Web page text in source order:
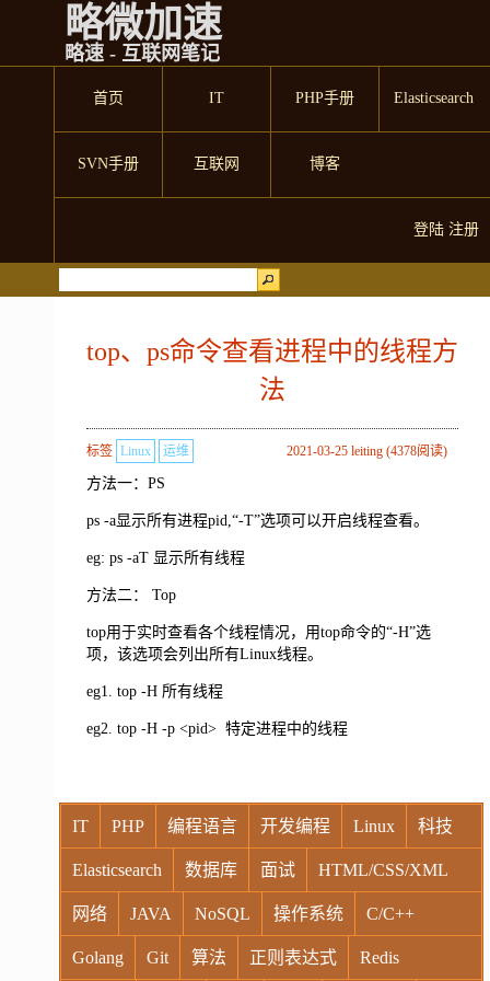
略微加速
略速 - 互联网笔记
首页 IT PHP手册 Elasticsearch
SVN手册 互联网 博客
登陆 注册
top、ps命令查看进程中的线程方
法
2021-03-25 leiting (4378阅读)
标签 Linux 运维
方法一：PS
ps -a显示所有进程pid,“-T”选项可以开启线程查看。
eg: ps -aT 显示所有线程
方法二： Top
top用于实时查看各个线程情况，用top命令的“-H”选
项，该选项会列出所有Linux线程。
eg1. top -H 所有线程
eg2. top -H -p <pid> 特定进程中的线程
IT PHP 编程语言 开发编程 Linux 科技
Elasticsearch 数据库 面试 HTML/CSS/XML
网络 JAVA NoSQL 操作系统 C/C++
Golang Git 算法 正则表达式 Redis